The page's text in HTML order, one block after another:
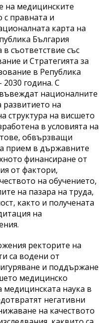
на медицинските
с правната и
карта на
България
съответствие със
и Стратегията за
в Република
2030 година. С
националните
на
структура на висшето
в условията на
обвързващи
прием в държавните
финансиране от
от фактори,
на обучението,
на пазара на труда,
както и получената
на
ректорите на
са водени от
и поддържане
медицинско
наука в
негативни
на качеството